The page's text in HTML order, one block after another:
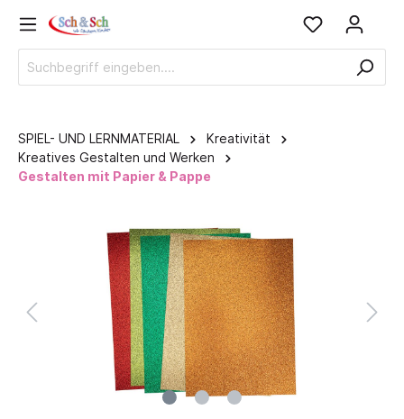
SPIEL- UND LERNMATERIAL
Kreativität
Kreatives Gestalten und Werken
Gestalten mit Papier & Pappe